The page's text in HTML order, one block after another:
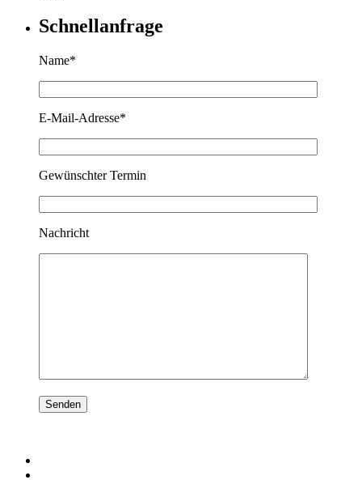
Schnellanfrage
Name*
E-Mail-Adresse*
Gewünschter Termin
Nachricht